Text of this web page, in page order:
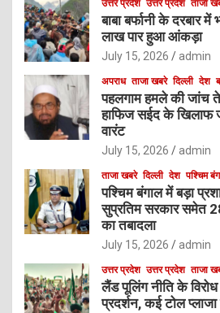
उत्तर प्रदेश उत्तर प्रदेश ताजा
बाबा बर्फानी के दरबार
लाख पार हुआ आंकड़ा
July 15, 2026 admin
अपराध ताजा खबरे दिल्ली देश
पहलगाम हमले की जांच
हाफिज सईद के खिलाफ
वारंट
July 15, 2026 admin
ताजा खबरे दिल्ली देश पश्चिम
पश्चिम बंगाल में बड़ा
सुप्रतिम सरकार समेत
का तबादला
July 15, 2026 admin
उत्तर प्रदेश उत्तर प्रदेश ताजा
लैंड पूलिंग नीति के
प्रदर्शन, कई टोल